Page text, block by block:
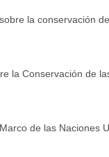
la conservación
la Conservación de
de las Naciones